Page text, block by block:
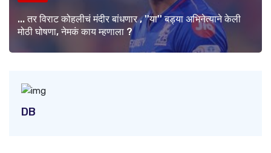
... तर विराट कोहलीचं मंदीर बांधणार , ''या'' बड्या अभिनेत्याने केली
मोठी घोषणा, नेमकं काय म्हणाला ?
DB